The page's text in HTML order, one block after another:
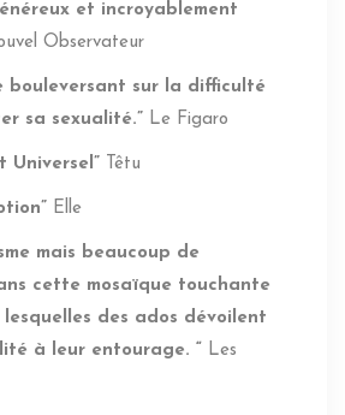
et incroyablement
Observateur
bouleversant sur la difficulté
sa sexualité.” Le Figaro
Universel” Têtu
Elle
mais beaucoup de
cette mosaïque touchante
lesquelles des ados dévoilent
à leur entourage. “
Les